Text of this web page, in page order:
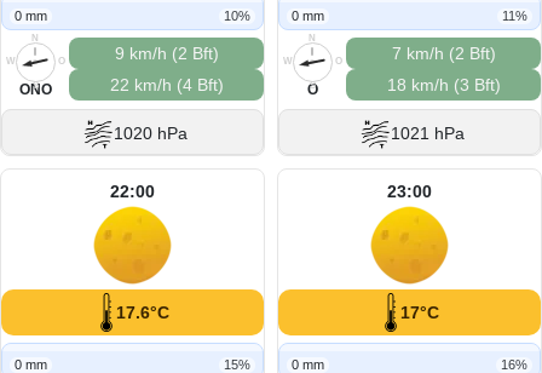
0 mm 10%
N
O
S
W
ONO
9 km/h (2 Bft)
22 km/h (4 Bft)
1020 hPa
0 mm 11%
N
O
S
W
O
7 km/h (2 Bft)
18 km/h (3 Bft)
1021 hPa
22:00
17.6°C
0 mm 15%
23:00
17°C
0 mm 16%